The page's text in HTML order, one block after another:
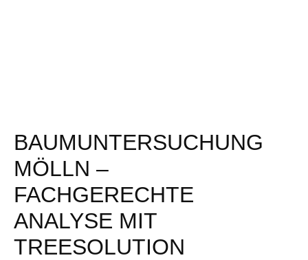
BAUMUNTERSUCHUNG
MÖLLN –
FACHGERECHTE
ANALYSE MIT
TREESOLUTION